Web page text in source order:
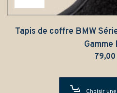
Tapis de coffre BMW
Gamme
79,00
Choisir